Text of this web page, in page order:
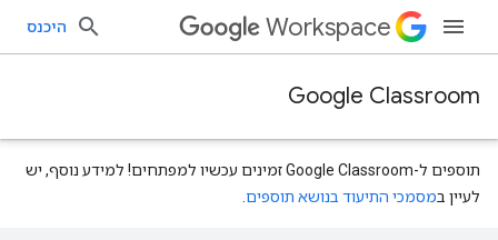
Workspace היכנס
Google Classroom
תוספים ל-Google Classroom זמינים עכשיו למפתחים! למידע נוסף, יש
לעיין במסמכי התיעוד בנושא תוספים